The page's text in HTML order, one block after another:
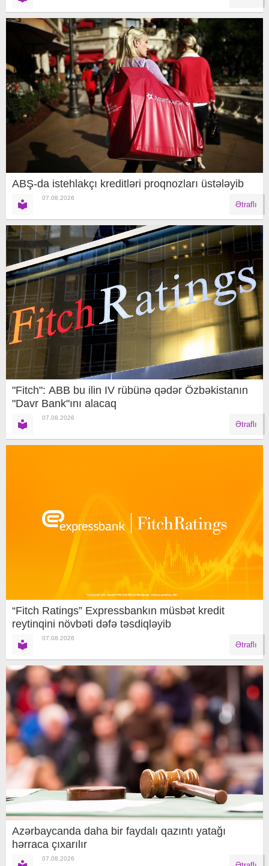
ABŞ-da istehlakçı kreditləri proqnozları üstələyib
07.08.2026
Ətraflı
"Fitch": ABB bu ilin IV rübünə qədər Özbəkistanın
"Davr Bank"ını alacaq
07.08.2026
Ətraflı
“Fitch Ratings” Expressbankın müsbət kredit
reytinqini növbəti dəfə təsdiqləyib
07.08.2026
Ətraflı
Azərbaycanda daha bir faydalı qazıntı yatağı
hərraca çıxarılır
07.08.2026